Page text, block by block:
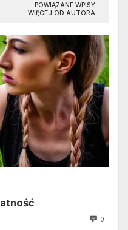
POWIĄZANE WPISY
WIĘCEJ OD AUTORA
0